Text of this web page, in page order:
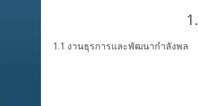
1.
1.1 งานธุรการและพัฒนากำลังพล